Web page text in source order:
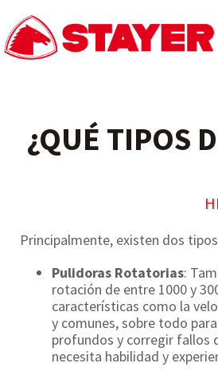
¿QUÉ TIPOS
Principalmente, existen dos
Pulidoras Rotatorias:
rotación de entre 1000 y
características como la
y comunes, sobre todo
profundos y corregir fallos
necesita habilidad y